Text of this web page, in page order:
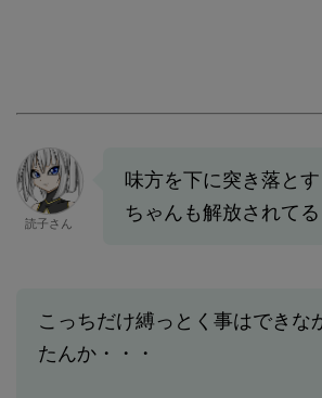
読子さん
味方を下に突き落と
ちゃんも解放されてる
こっちだけ縛っとく事はできな
たんか・・・